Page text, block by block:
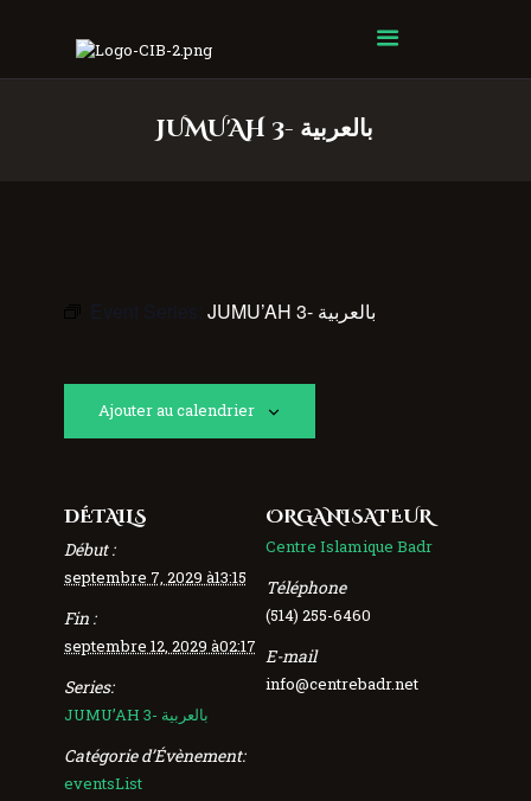
JUMU'AH 3- بالعربية
Centre Islamique Badr
Event Series: JUMU’AH 3- بالعربية
Ajouter au calendrier
DÉTAILS
Début :
septembre 7, 2029 à13:15
Fin :
septembre 12, 2029 à02:17
Series:
JUMU’AH 3- بالعربية
Catégorie d’Évènement:
eventsList
ORGANISATEUR
Centre Islamique Badr
Téléphone
(514) 255-6460
E-mail
info@centrebadr.net